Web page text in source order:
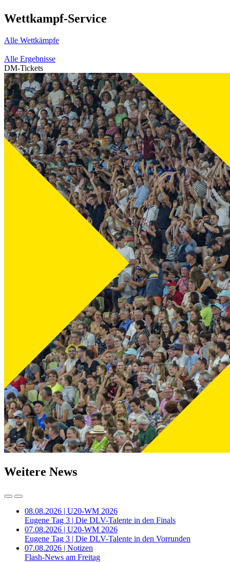
Wettkampf-Service
Alle Wettkämpfe
Alle Ergebnisse
DM-Tickets
Weitere News
08.08.2026 | U20-WM 2026
Eugene Tag 3 | Die DLV-Talente in den Finals
07.08.2026 | U20-WM 2026
Eugene Tag 3 | Die DLV-Talente in den Vorrunden
07.08.2026 | Notizen
Flash-News am Freitag